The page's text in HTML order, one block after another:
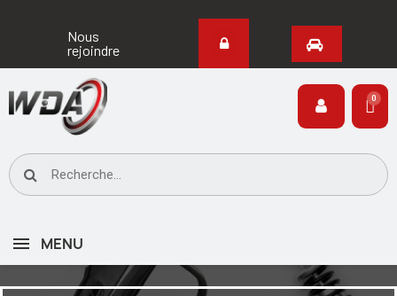
Nous
rejoindre
MENU